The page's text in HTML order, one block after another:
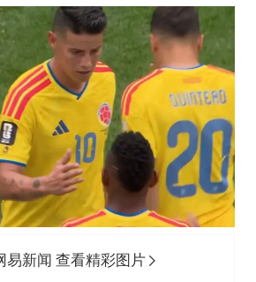
易新闻 查看精彩图片